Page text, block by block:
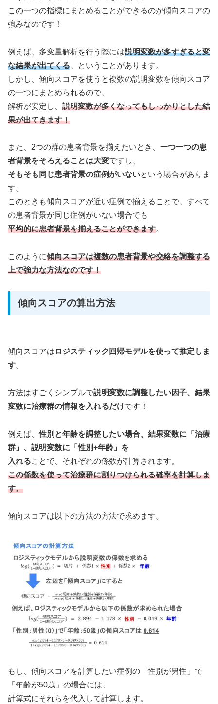
この一つの指標にまとめることができるのが傾向スコアの
強みなのです！
例えば、多変量解析を行う際には説明変数が多すぎると変
な結果が出てくる 、ということがあります。
しかし、傾向スコアを使うと複数の説明変数を傾向スコア
の一つにまとめられるので、
解析が安定し、 説明変数が多くなってもしっかりとした結
果が出てきます！
また、2つの群の患者背景を揃えたいとき、 一つ一つの患
者背景をそろえることは大変ですし、
そもそも同じ患者背景の症例がいないという場合がありま
す。
このときも傾向スコアが近い症例で揃えることで、すべて
の患者背景が同じ症例がいない場合でも
平均的に患者背景を揃えることができます。
このように傾向スコアは複数の患者背景や交絡を調整する
上で強力な方法なのです！
傾向スコアの算出方法
傾向スコアは ロジスティック回帰モデルを使って推定しま
す。
方法はすごくシンプルで説明変数に調整したい因子、結果
変数に治療群の情報を入れるだけです！
例えば、性別と年齢を調整したい場合、結果変数に「治療
群」、説明変数に「性別+年齢」を
入れることで、それぞれの係数が計算されます。
この係数を使って治療群に割りつけられる確率を計算しま
す。
傾向スコアは以下の方法の方法で求めます。
もし、傾向スコアを計算したい症例の「性別が男性」で
「年齢が50歳」の場合には、
計算式にそれらを代入して計算します。